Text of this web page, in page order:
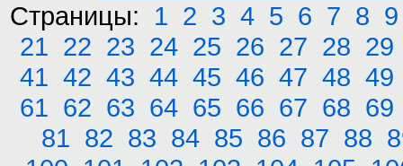
Страницы: 1 2 3 4 5 6 7 8 9
21 22 23 24 25 26 27 28 29
41 42 43 44 45 46 47 48 49
61 62 63 64 65 66 67 68 69
81 82 83 84 85 86 87 88